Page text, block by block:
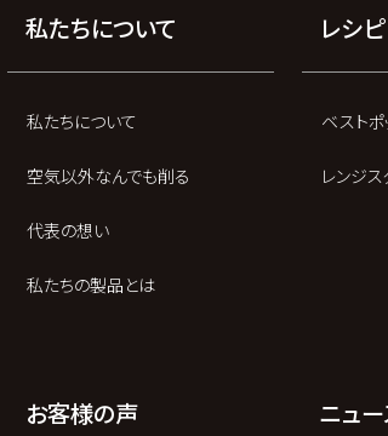
私たちについて
私たちについて
空気以外なんでも削る
代表の想い
私たちの製品とは
レシピ
ベストポ
レンジ
お客様の声 ニュ